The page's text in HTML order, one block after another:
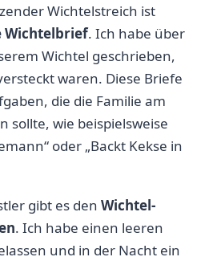
Wichtelstreich ist
Wichtelbrief. Ich habe über
Wichtel geschrieben,
waren. Diese Briefe
die die Familie am
sollte, wie beispielsweise
⁣oder „Backt Kekse ⁢in
gibt es den Wichtel-
.⁣ Ich habe⁤ einen leeren ​
und in der Nacht ‍ein